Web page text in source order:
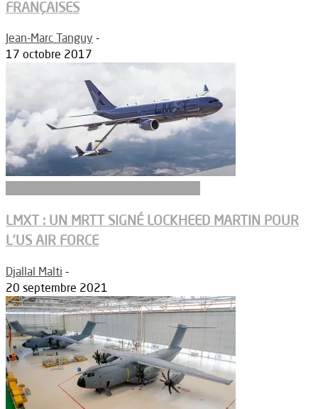
FRANÇAISES
Jean-Marc Tanguy -
17 octobre 2017
LMXT : UN MRTT SIGNÉ LOCKHEED MARTIN POUR
L’US AIR FORCE
Djallal Malti -
20 septembre 2021